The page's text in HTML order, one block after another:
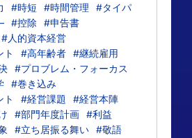
#時短 #時間管理
#タイパ
#控除
#申告書
#人的資本経営
ト
#高年齢者 #継続雇用
#プロブレム・フォーカス
#巻き込み
ト
#経営課題
#経営本陣
#部門年度計画 #利益
#立ち居振る舞い #敬語